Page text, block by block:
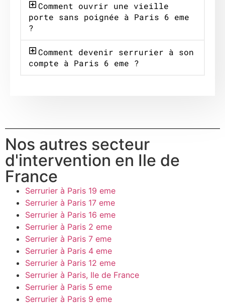
Comment ouvrir une vieille
porte sans poignée à Paris 6 eme
?
Comment devenir serrurier à son
compte à Paris 6 eme ?
Nos autres secteur
d'intervention en Ile de
France
Serrurier à Paris 19 eme
Serrurier à Paris 17 eme
Serrurier à Paris 16 eme
Serrurier à Paris 2 eme
Serrurier à Paris 7 eme
Serrurier à Paris 4 eme
Serrurier à Paris 12 eme
Serrurier à Paris, Ile de France
Serrurier à Paris 5 eme
Serrurier à Paris 9 eme